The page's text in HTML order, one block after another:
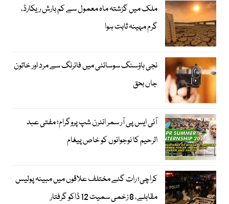
ملک میں گزشتہ ماہ معمول سے کم بارش ریکارڈ،
گرم مہینہ ثابت ہوا
نجی ہاؤسنگ سوسائٹی میں فائرنگ سے مرد اور خاتون
جاں بحق
آئی ایس پی آر سمر انٹرن شپ پروگرام؛ مفتی عبد
الرحیم کا نوجوانوں کو خاص پیغام
کراچی؛ رات گئے مختلف علاقوں میں مبینہ پولیس
مقابلے، 8 زخمی سمیت 12 ڈاکو گرفتار